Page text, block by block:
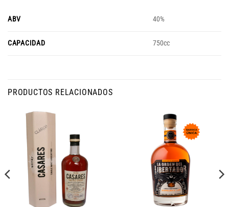
ABV 40%
CAPACIDAD 750cc
PRODUCTOS RELACIONADOS